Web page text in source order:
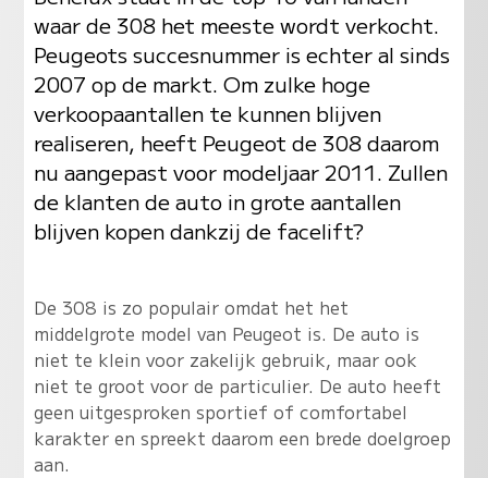
waar de 308 het meeste wordt verkocht.
Peugeots succesnummer is echter al sinds
2007 op de markt. Om zulke hoge
verkoopaantallen te kunnen blijven
realiseren, heeft Peugeot de 308 daarom
nu aangepast voor modeljaar 2011. Zullen
de klanten de auto in grote aantallen
blijven kopen dankzij de facelift?
De 308 is zo populair omdat het het
middelgrote model van Peugeot is. De auto is
niet te klein voor zakelijk gebruik, maar ook
niet te groot voor de particulier. De auto heeft
geen uitgesproken sportief of comfortabel
karakter en spreekt daarom een brede doelgroep
aan.